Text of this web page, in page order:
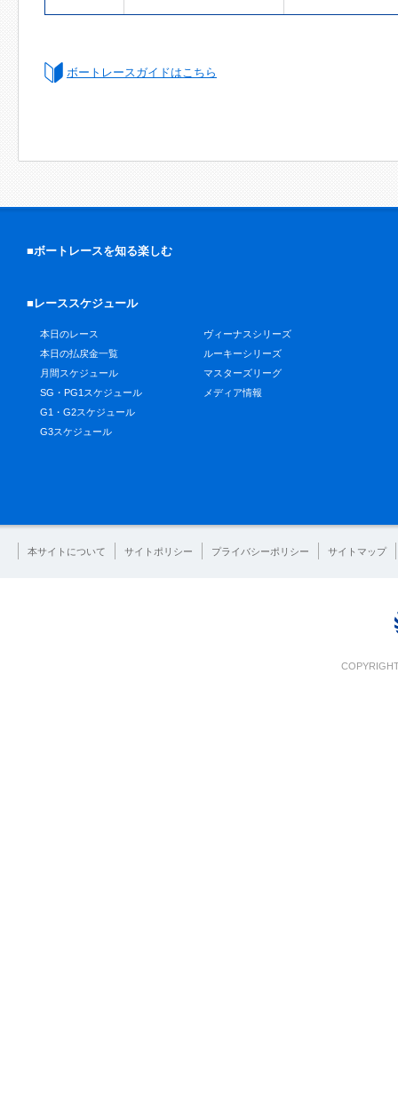
ボートレースガイドはこちら
■ボートレースを知る楽しむ
■レーススケジュール
本日のレース
本日の払戻金一覧
月間スケジュール
SG・PG1スケジュール
G1・G2スケジュール
G3スケジュール
ヴィーナスシリーズ
ルーキーシリーズ
マスターズリーグ
メディア情報
本サイトについて サイトポリシー プライバシーポリシー サイトマップ